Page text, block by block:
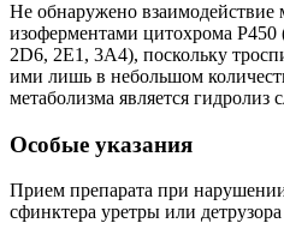
Не обнаружено
изоферментами цитохрома
2D6, 2Е1, 3А4), поскольку
ими лишь в небольшом
метаболизма является
Особые указания
Прием препарата при
сфинктера уретры или